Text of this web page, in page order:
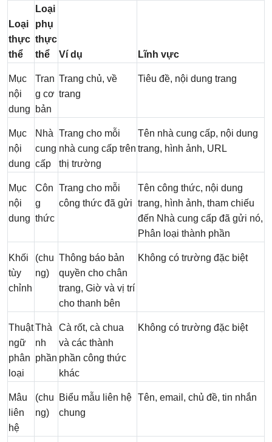
Loại
thực
thể
Loại
phụ
thực
thể
Ví dụ Lĩnh vực
Mục
nội
dung
Tran
g cơ
bản
Trang chủ, về
trang
Tiêu đề, nội dung trang
Mục
nội
dung
Nhà
cung
cấp
Trang cho mỗi
nhà cung cấp trên
thị trường
Tên nhà cung cấp, nội dung
trang, hình ảnh, URL
Mục
nội
dung
Côn
g
thức
Trang cho mỗi
công thức đã gửi
Tên công thức, nội dung
trang, hình ảnh, tham chiếu
đến Nhà cung cấp đã gửi nó,
Phân loại thành phần
Khối
tùy
chỉnh
(chu
ng)
Thông báo bản
quyền cho chân
trang, Giờ và vị trí
cho thanh bên
Không có trường đặc biệt
Thuật
ngữ
phân
loại
Thà
nh
phần
Cà rốt, cà chua
và các thành
phần công thức
khác
Không có trường đặc biệt
Mâu
liên
hệ
(chu
ng)
Biểu mẫu liên hệ
chung
Tên, email, chủ đề, tin nhắn